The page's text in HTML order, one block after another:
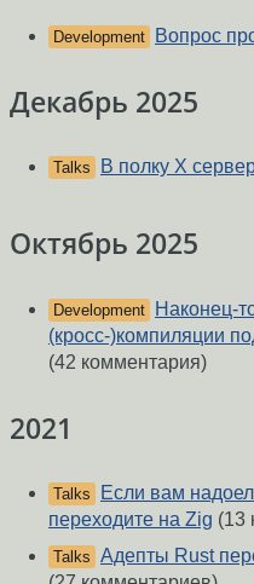
Development Вопрос
Декабрь 2025
Talks В полку X
Октябрь 2025
Development
Наконец-
(кросс-)компиляции
(42 комментария)
2021
Talks
Если вам
переходите на Zig (13
Talks Адепты Rust